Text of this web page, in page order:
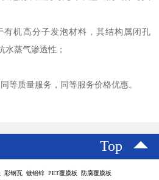
有机高分子发泡材料，其结构属闭孔
水蒸气渗透性；
等质量服务，同等服务价格优惠。
Top
彩钢瓦 镀铝锌 PET覆膜板 防腐覆膜板